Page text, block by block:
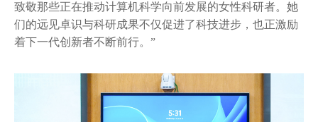
致敬那些正在推动计算机科学向前发展的女性科研者。她
们的远见卓识与科研成果不仅促进了科技进步，也正激励
着下一代创新者不断前行。”